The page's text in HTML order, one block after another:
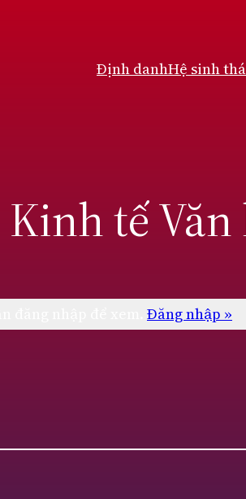
Định danhHệ sinh
tế Văn
Đăng nhập »